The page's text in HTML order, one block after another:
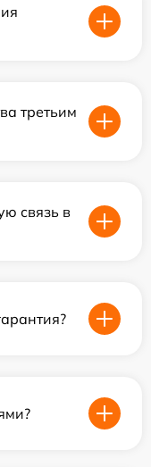
третьим
связь в